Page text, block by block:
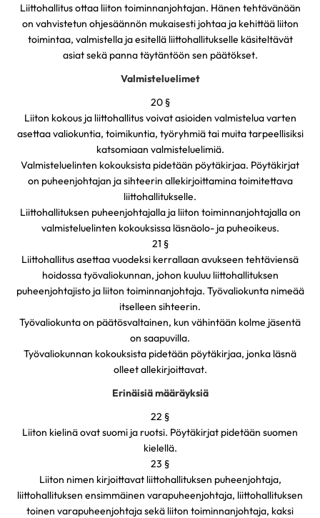
Liittohallitus ottaa liiton toiminnanjohtajan. Hänen tehtävänään
on vahvistetun ohjesäännön mukaisesti johtaa ja kehittää liiton
toimintaa, valmistella ja esitellä liittohallitukselle käsiteltävät
asiat sekä panna täytäntöön sen päätökset.
Valmisteluelimet
20 §
Liiton kokous ja liittohallitus voivat asioiden valmistelua varten
asettaa valiokuntia, toimikuntia, työryhmiä tai muita tarpeellisiksi
katsomiaan valmisteluelimiä.
Valmisteluelinten kokouksista pidetään pöytäkirjaa. Pöytäkirjat
on puheenjohtajan ja sihteerin allekirjoittamina toimitettava
liittohallitukselle.
Liittohallituksen puheenjohtajalla ja liiton toiminnanjohtajalla on
valmisteluelinten kokouksissa läsnäolo- ja puheoikeus.
21 §
Liittohallitus asettaa vuodeksi kerrallaan avukseen tehtäviensä
hoidossa työvaliokunnan, johon kuuluu liittohallituksen
puheenjohtajisto ja liiton toiminnanjohtaja. Työvaliokunta nimeää
itselleen sihteerin.
Työvaliokunta on päätösvaltainen, kun vähintään kolme jäsentä
on saapuvilla.
Työvaliokunnan kokouksista pidetään pöytäkirjaa, jonka läsnä
olleet allekirjoittavat.
Erinäisiä määräyksiä
22 §
Liiton kielinä ovat suomi ja ruotsi. Pöytäkirjat pidetään suomen
kielellä.
23 §
Liiton nimen kirjoittavat liittohallituksen puheenjohtaja,
liittohallituksen ensimmäinen varapuheenjohtaja, liittohallituksen
toinen varapuheenjohtaja sekä liiton toiminnanjohtaja, kaksi